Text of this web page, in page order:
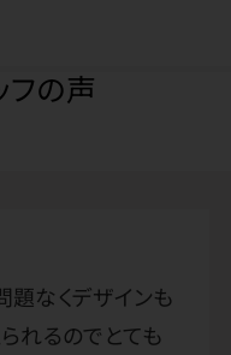
フの声
なくデザインも
れるのでとても